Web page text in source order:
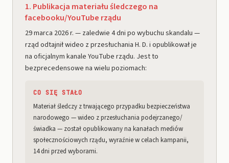
1. Publikacja materiału śledczego na
facebooku/YouTube rządu
29 marca 2026 r. — zaledwie 4 dni po wybuchu skandalu —
rząd odtajnił wideo z przesłuchania H. D. i opublikował je
na oficjalnym kanale YouTube rządu. Jest to
bezprecedensowe na wielu poziomach:
CO SIĘ STAŁO
Materiał śledczy z trwającego przypadku bezpieczeństwa
narodowego — wideo z przesłuchania podejrzanego/
świadka — został opublikowany na kanałach mediów
społecznościowych rządu, wyraźnie w celach kampanii,
14 dni przed wyborami.